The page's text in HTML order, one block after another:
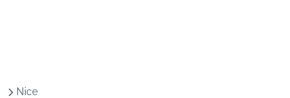
Nice